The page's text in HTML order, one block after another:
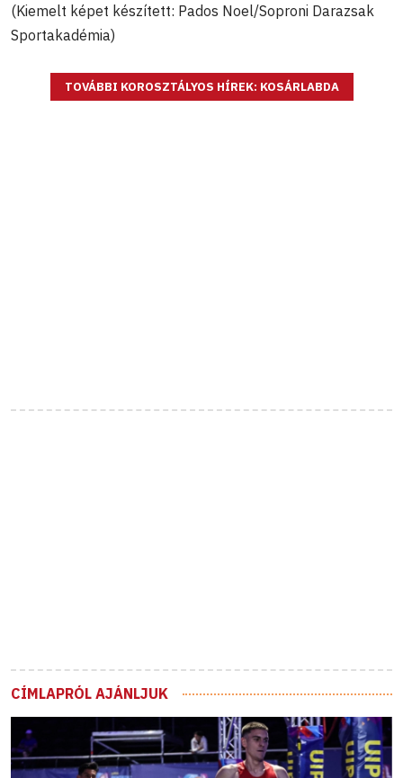
(Kiemelt képet készített: Pados Noel/Soproni Darazsak
Sportakadémia)
TOVÁBBI KOROSZTÁLYOS HÍREK: KOSÁRLABDA
CÍMLAPRÓL AJÁNLJUK